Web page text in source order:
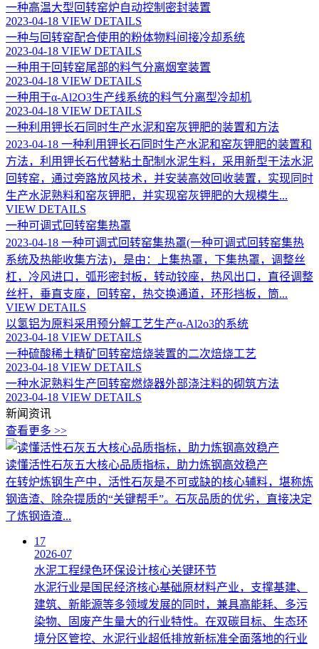
一种高温大型回转窑炉自动控制密封装置
2023-04-18 VIEW DETAILS
一种与回转窑配合使用的粉体物料间接冷却系统
2023-04-18 VIEW DETAILS
一种用于回转窑尾部的料气分离烟室装置
2023-04-18 VIEW DETAILS
一种用于α-Al2O3生产线系统的料气分离型冷却机
2023-04-18 VIEW DETAILS
一种利用钾长石同时生产水泥和窑灰钾肥的装置和方法
2023-04-18 一种利用钾长石同时生产水泥和窑灰钾肥的装置和
方法，利用钾长石代替粘土配制水泥生料，采用新型干法水泥
回转窑，通过旁路放风技术，并安装高效回收装置，实现同时
生产水泥熟料和窑灰钾肥，并实现窑灰钾肥的大规模生...
VIEW DETAILS
一种可调式回转窑集热罩
2023-04-18 一种可调式回转窑集热罩(一种可调式回转窑集热
系统及热能收集方法)，是由：上集热罩，下集热罩，调整丝
杠，冷风进口，弧形密封板，转动铰座，热风出口，直径调整
丝杆，垂直支座，回转窑，热交换通道，环形挡板，筒...
VIEW DETAILS
以氢铝为原料采用预分解工艺生产α-Al2o3的系统
2023-04-18 VIEW DETAILS
一种硫酸稀土精矿回转窑焙烧装置的二次焙烧工艺
2023-04-18 VIEW DETAILS
一种水泥熟料生产回转窑燃烧器外部浇注料的砌筑方法
2023-04-18 VIEW DETAILS
新闻资讯
查看更多 >>
读懂活性石灰五大核心品质指标，助力炼钢高效稳产
在转炉炼钢生产中，活性石灰是不可或缺的核心辅料，堪称炼
钢造渣、除杂提质的“关键帮手”。石灰品质的优劣，直接决定
了炼钢造渣...
17
2026-07
水泥工程绿色环保设计核心关键环节
水泥行业是国民经济核心基础原材料产业，支撑基建、
建筑、新能源等多领域发展的同时，兼具高能耗、多污
染物、固废产生量大的行业特性。在双碳目标、生态环
境分区管控、水泥行业超低排放新标准全面落地的行业